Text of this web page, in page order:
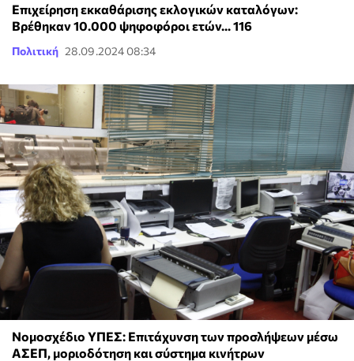
Επιχείρηση εκκαθάρισης εκλογικών καταλόγων:
Βρέθηκαν 10.000 ψηφοφόροι ετών... 116
Πολιτική 28.09.2024 08:34
Νομοσχέδιο ΥΠΕΣ: Επιτάχυνση των προσλήψεων μέσω
ΑΣΕΠ, μοριοδότηση και σύστημα κινήτρων